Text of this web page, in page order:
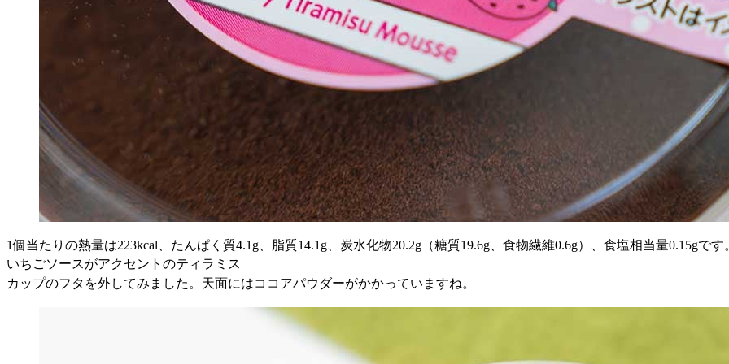
1個当たりの熱量は223kcal、たんぱく質4.1g、脂質14.1g、炭水化物20.2g（糖質19.6g、食物繊維0.6g）、食塩相当量0.15gです
いちごソースがアクセントのティラミス
カップのフタを外してみました。天面にはココアパウダーがかかっていますね。